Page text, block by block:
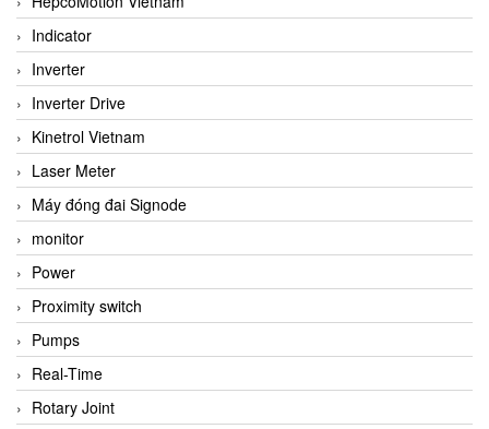
Indicator
Inverter
Inverter Drive
Kinetrol Vietnam
Laser Meter
Máy đóng đai Signode
monitor
Power
Proximity switch
Pumps
Real-Time
Rotary Joint